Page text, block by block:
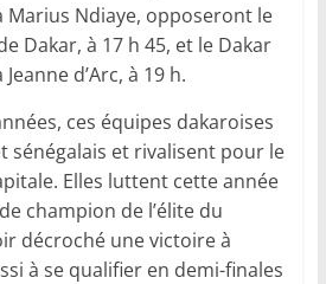
Marius Ndiaye, opposeront le
Dakar, à 17 h 45, et le Dakar
d’Arc, à 19 h.
ces équipes dakaroises
sénégalais et rivalisent pour le
Elles luttent cette année
champion de l’élite du
décroché une victoire à
à se qualifier en demi-finales